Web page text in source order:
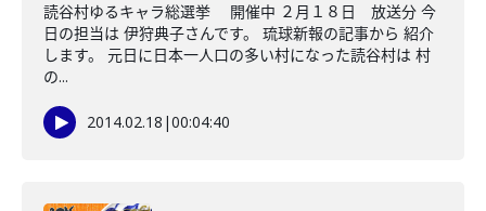
読谷村ゆるキャラ総選挙 開催中 ２月１８日 放送分 今
日の担当は 伊狩典子さんです。 琉球新報の記事から 紹介
します。 元日に日本一人口の多い村になった読谷村は 村
の...
2014.02.18 |00:04:40